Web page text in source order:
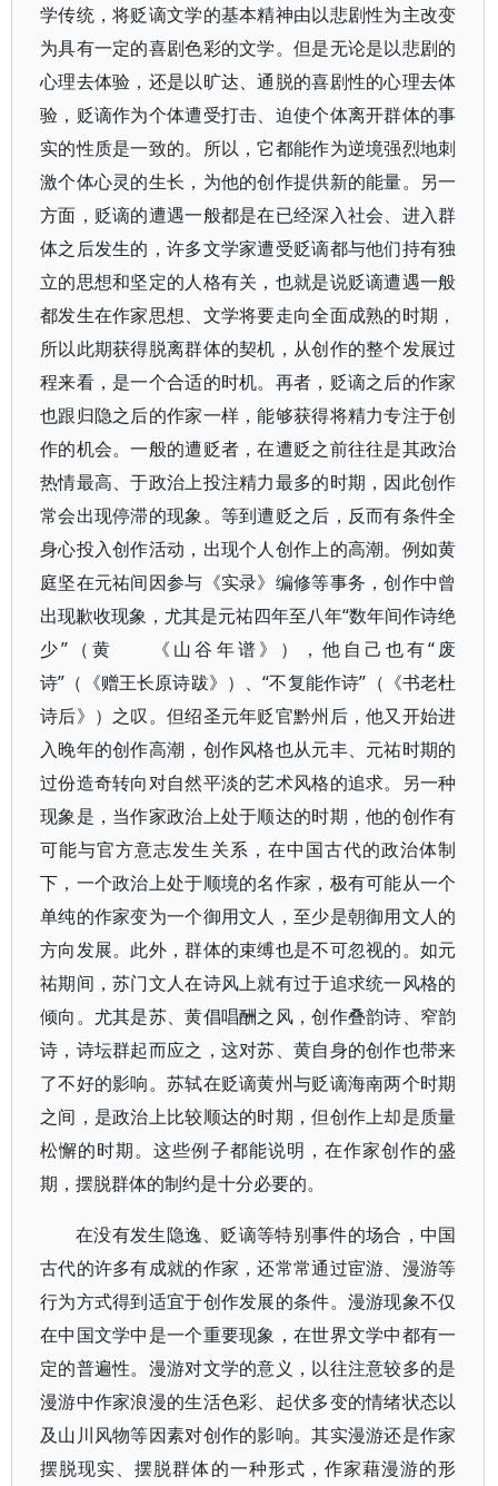
学传统，将贬谪文学的基本精神由以悲剧性为主改变
为具有一定的喜剧色彩的文学。但是无论是以悲剧的
心理去体验，还是以旷达、通脱的喜剧性的心理去体
验，贬谪作为个体遭受打击、迫使个体离开群体的事
实的性质是一致的。所以，它都能作为逆境强烈地刺
激个体心灵的生长，为他的创作提供新的能量。另一
方面，贬谪的遭遇一般都是在已经深入社会、进入群
体之后发生的，许多文学家遭受贬谪都与他们持有独
立的思想和坚定的人格有关，也就是说贬谪遭遇一般
都发生在作家思想、文学将要走向全面成熟的时期，
所以此期获得脱离群体的契机，从创作的整个发展过
程来看，是一个合适的时机。再者，贬谪之后的作家
也跟归隐之后的作家一样，能够获得将精力专注于创
作的机会。一般的遭贬者，在遭贬之前往往是其政治
热情最高、于政治上投注精力最多的时期，因此创作
常会出现停滞的现象。等到遭贬之后，反而有条件全
身心投入创作活动，出现个人创作上的高潮。例如黄
庭坚在元祐间因参与《实录》编修等事务，创作中曾
出现歉收现象，尤其是元祐四年至八年“数年间作诗绝
少”（黄
《山谷年谱》），他自己也有“废
诗”（《赠王长原诗跋》）、“不复能作诗”（《书老杜
诗后》）之叹。但绍圣元年贬官黔州后，他又开始进
入晚年的创作高潮，创作风格也从元丰、元祐时期的
过份造奇转向对自然平淡的艺术风格的追求。另一种
现象是，当作家政治上处于顺达的时期，他的创作有
可能与官方意志发生关系，在中国古代的政治体制
下，一个政治上处于顺境的名作家，极有可能从一个
单纯的作家变为一个御用文人，至少是朝御用文人的
方向发展。此外，群体的束缚也是不可忽视的。如元
祐期间，苏门文人在诗风上就有过于追求统一风格的
倾向。尤其是苏、黄倡唱酬之风，创作叠韵诗、窄韵
诗，诗坛群起而应之，这对苏、黄自身的创作也带来
了不好的影响。苏轼在贬谪黄州与贬谪海南两个时期
之间，是政治上比较顺达的时期，但创作上却是质量
松懈的时期。这些例子都能说明，在作家创作的盛
期，摆脱群体的制约是十分必要的。
在没有发生隐逸、贬谪等特别事件的场合，中国
古代的许多有成就的作家，还常常通过宦游、漫游等
行为方式得到适宜于创作发展的条件。漫游现象不仅
在中国文学中是一个重要现象，在世界文学中都有一
定的普遍性。漫游对文学的意义，以往注意较多的是
漫游中作家浪漫的生活色彩、起伏多变的情绪状态以
及山川风物等因素对创作的影响。其实漫游还是作家
摆脱现实、摆脱群体的一种形式，作家藉漫游的形